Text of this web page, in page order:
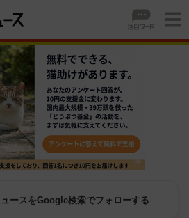
ュースをGoogle検索でフォローする